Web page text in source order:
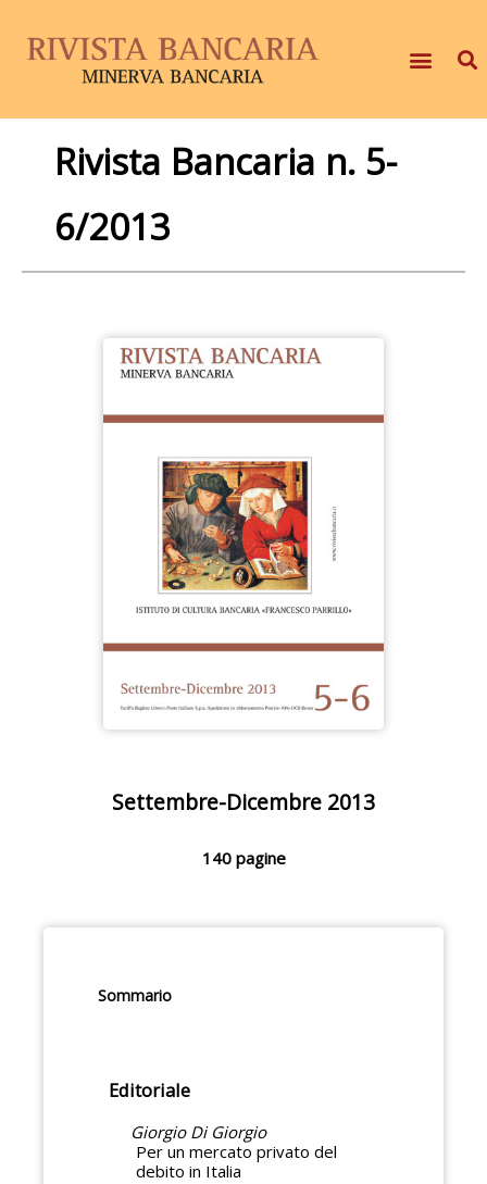
Rivista Bancaria n. 5-
6/2013
Settembre-Dicembre 2013
140 pagine
Sommario
Editoriale
Giorgio Di Giorgio
Per un mercato privato del
debito in Italia